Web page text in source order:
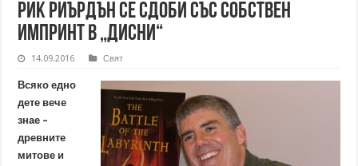
Рик Риърдън се сдоби със собствен
импринт в „Дисни“
14.09.2016 Свят
Всяко едно
дете вече
знае –
древните
митове и